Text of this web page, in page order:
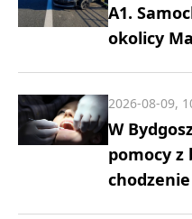
A1.
okolicy
W
pomocy z
2026-08-09,